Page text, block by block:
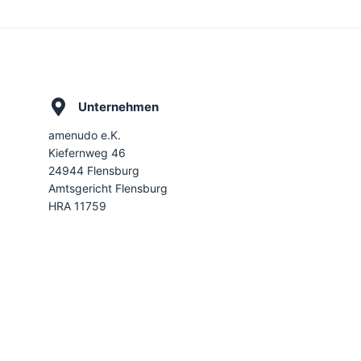
Unternehmen
amenudo e.K.
Kiefernweg 46
24944 Flensburg
Amtsgericht Flensburg
HRA 11759